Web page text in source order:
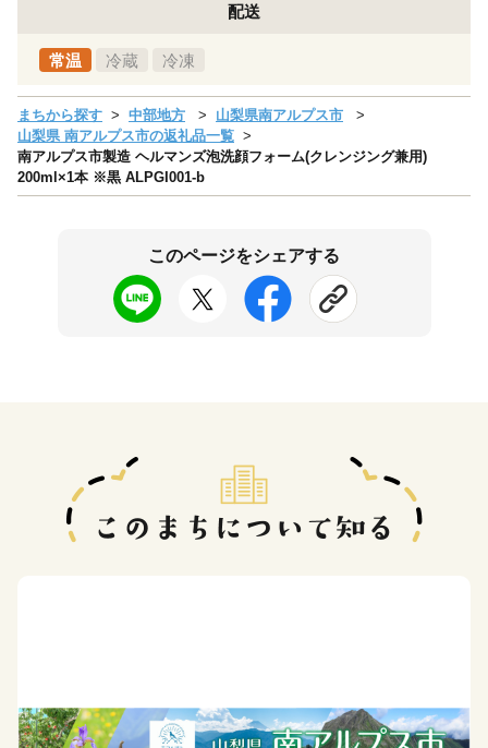
配送
常温 冷蔵 冷凍
まちから探す 中部地方
山梨県南アルプス市
山梨県 南アルプス市の返礼品一覧
南アルプス市製造 ヘルマンズ泡洗顔フォーム(クレンジング兼用)
200ml×1本 ※黒 ALPGI001-b
このページをシェアする